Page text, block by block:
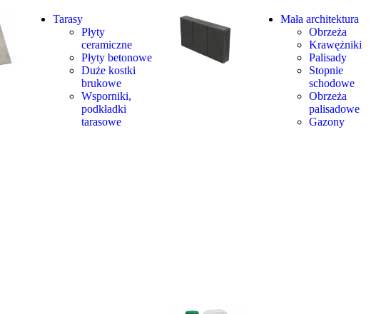
Tarasy
Płyty
ceramiczne
Płyty betonowe
Duże kostki
brukowe
Wsporniki,
podkładki
tarasowe
Mała architektura
Obrzeża
Krawężniki
Palisady
Stopnie
schodowe
Obrzeża
palisadowe
Gazony